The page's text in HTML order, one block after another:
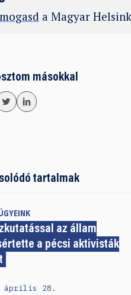
a Magyar
másokkal
tartalmak
az állam
a pécsi aktivisták
április 28.